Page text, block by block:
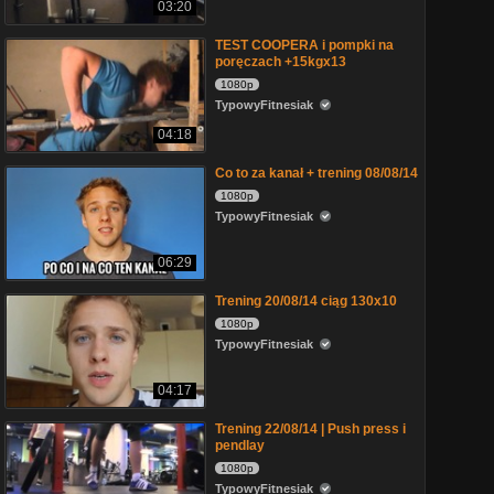
03:20
04:18
TEST COOPERA i pompki na
poręczach +15kgx13
1080p
TypowyFitnesiak
06:29
Co to za kanał + trening 08/08/14
1080p
TypowyFitnesiak
04:17
Trening 20/08/14 ciąg 130x10
1080p
TypowyFitnesiak
Trening 22/08/14 | Push press i
pendlay
1080p
TypowyFitnesiak